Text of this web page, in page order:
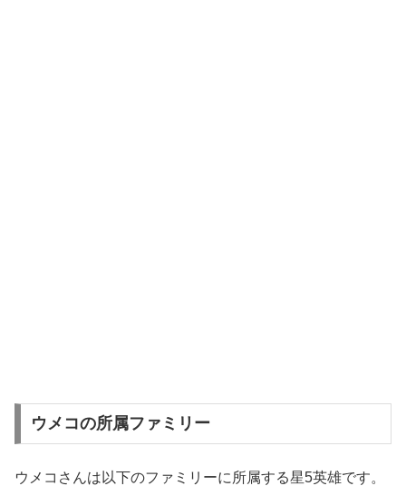
ウメコの所属ファミリー
ウメコさんは以下のファミリーに所属する星5英雄です。